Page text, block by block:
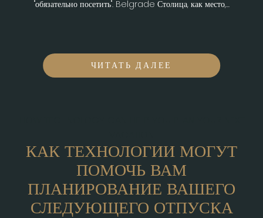
"обязательно посетить". Belgrade Столица, как место,...
ЧИТАТЬ ДАЛЕЕ
КАК ТЕХНОЛОГИИ МОГУТ
ПОМОЧЬ ВАМ
ПЛАНИРОВАНИЕ ВАШЕГО
СЛЕДУЮЩЕГО ОТПУСКА